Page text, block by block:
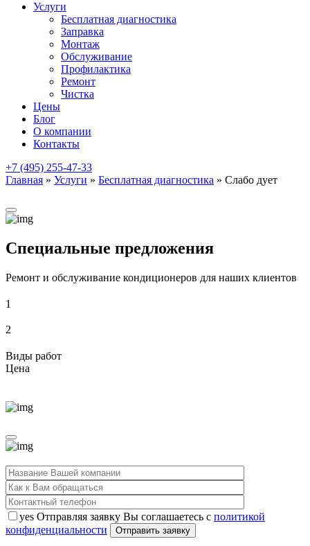
Услуги
Бесплатная диагностика
Заправка
Монтаж
Обслуживание
Профилактика
Ремонт
Чистка
Цены
Блог
О компании
Контакты
+7 (495) 255-47-33
Главная » Услуги » Бесплатная диагностика » Слабо дует
Специальные предложения
Ремонт и обслуживание кондиционеров для наших клиентов
1
2
Виды работ
Цена
yes Отправляя заявку Вы соглашаетесь с политикой
конфиденциальности